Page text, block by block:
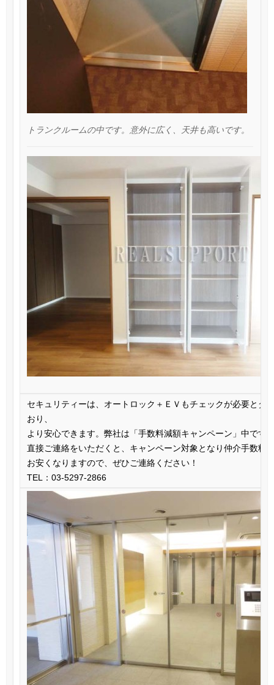
トランクルームの中です。意外に広く、天井も高いです。
セキュリティーは、オートロック＋ＥＶもチェックが必要とダ
おり、
より安心できます。 弊社は「手数料減額キャンペーン」中です
直接ご連絡をいただくと、キャンペーン対象となり仲介手数料
お安くなりますので、ぜひご連絡ください！
TEL：03-5297-2866